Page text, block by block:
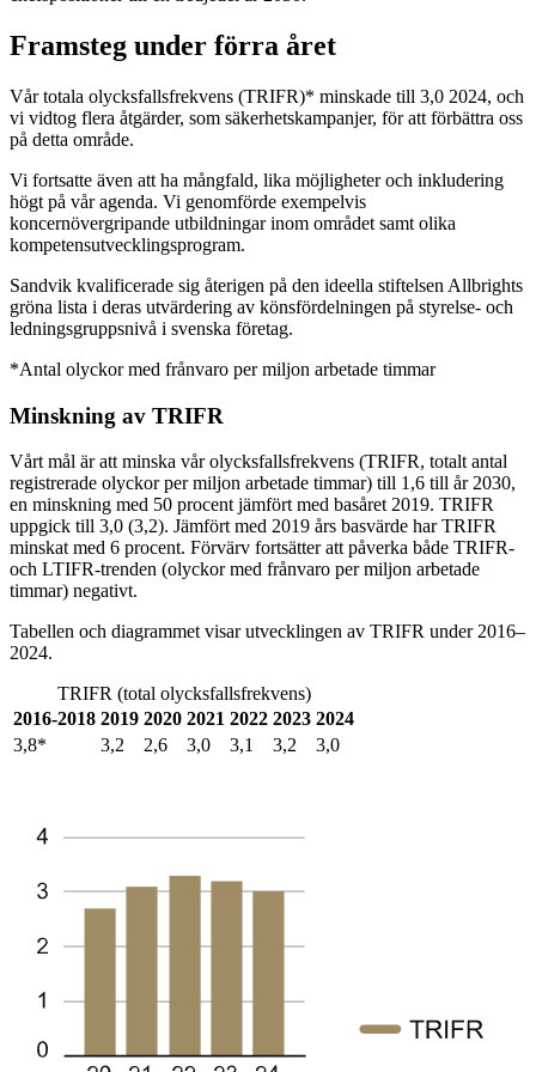
Framsteg under förra året
Vår totala olycksfallsfrekvens (TRIFR)* minskade till 3,0 2024, och
vi vidtog flera åtgärder, som säkerhetskampanjer, för att förbättra oss
på detta område.
Vi fortsatte även att ha mångfald, lika möjligheter och inkludering
högt på vår agenda. Vi genomförde exempelvis
koncernövergripande utbildningar inom området samt olika
kompetensutvecklingsprogram.
Sandvik kvalificerade sig återigen på den ideella stiftelsen Allbrights
gröna lista i deras utvärdering av könsfördelningen på styrelse- och
ledningsgruppsnivå i svenska företag.
*Antal olyckor med frånvaro per miljon arbetade timmar
Minskning av TRIFR
Vårt mål är att minska vår olycksfallsfrekvens (TRIFR, totalt antal
registrerade olyckor per miljon arbetade timmar) till 1,6 till år 2030,
en minskning med 50 procent jämfört med basåret 2019. TRIFR
uppgick till 3,0 (3,2). Jämfört med 2019 års basvärde har TRIFR
minskat med 6 procent. Förvärv fortsätter att påverka både TRIFR-
och LTIFR-trenden (olyckor med frånvaro per miljon arbetade
timmar) negativt.
Tabellen och diagrammet visar utvecklingen av TRIFR under 2016–
2024.
TRIFR (total olycksfallsfrekvens)
2016-2018 2019 2020 2021 2022 2023 2024
3,8*
3,2 2,6 3,0 3,1 3,2 3,0